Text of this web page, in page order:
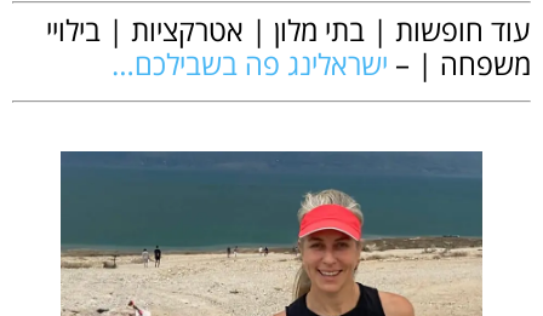
עוד חופשות | בתי מלון | אטרקציות | בילויי
משפחה | – ישראלינג פה בשבילכם…